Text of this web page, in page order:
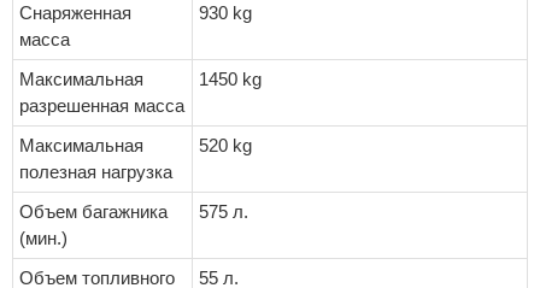
Снаряженная
масса
930 kg
Максимальная
разрешенная масса
1450 kg
Максимальная
полезная нагрузка
520 kg
Объем багажника
(мин.)
575 л.
Объем топливного
55 л.